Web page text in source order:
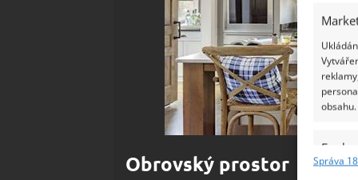
obsahu.
Funkce
Správa
Obrovský prostor